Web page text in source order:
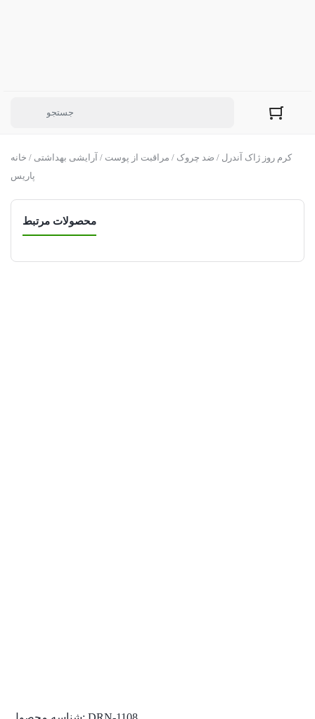
خانه / آرایشی بهداشتی / مراقبت از پوست / ضد چروک / کرم روز ژاک آندرل
پاریس
محصولات مرتبط